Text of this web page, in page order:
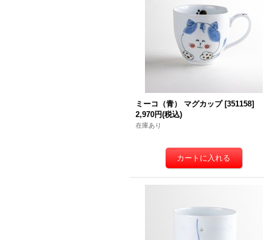
ミーコ（青） マグカップ [351158]
2,970円(税込)
在庫あり